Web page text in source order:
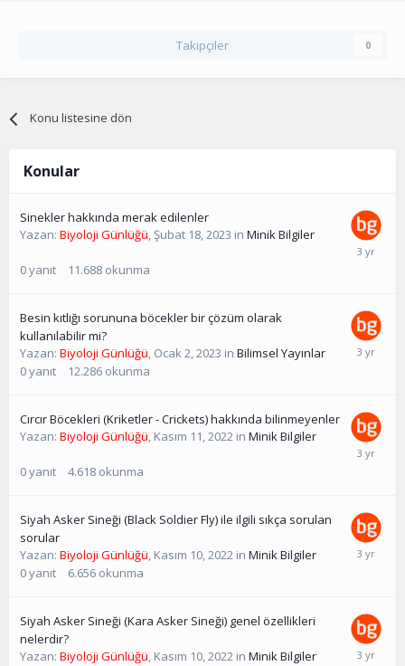
Takipçiler 0
Konu listesine dön
Konular
Sinekler hakkında merak edilenler
Yazan: Biyoloji Günlüğü,Şubat 18, 2023 in Minik Bilgiler
0yanıt 11.688 okunma
Besin kıtlığı sorununa böcekler bir çözüm olarak
kullanılabilir mi?
Yazan: Biyoloji Günlüğü, Ocak 2, 2023 in Bilimsel Yayınlar
0yanıt 12.286 okunma
Cırcır Böcekleri (Kriketler - Crickets) hakkında bilinmeyenler
Yazan: Biyoloji Günlüğü, Kasım 11, 2022 in Minik Bilgiler
0yanıt 4.618 okunma
Siyah Asker Sineği (Black Soldier Fly) ile ilgili sıkça sorulan
sorular
Yazan: Biyoloji Günlüğü, Kasım 10, 2022 in Minik Bilgiler
0yanıt 6.656 okunma
Siyah Asker Sineği (Kara Asker Sineği) genel özellikleri
nelerdir?
Yazan: Biyoloji Günlüğü, Kasım 10, 2022 in Minik Bilgiler